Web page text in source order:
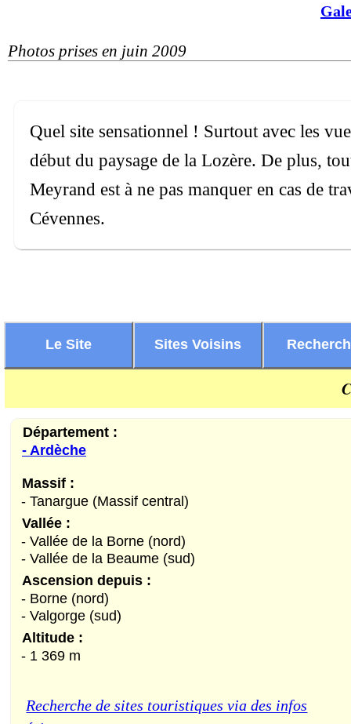
Photos prises en juin 2009
Quel site sensationnel ! Surtout avec les
début du paysage de la Lozère. De plus,
Meyrand est à ne pas manquer en cas de
Cévennes.
Le Site Sites Voisins
Département :
- Ardèche
Massif :
- Tanargue (Massif central)
Vallée :
- Vallée de la Borne (nord)
- Vallée de la Beaume (sud)
Ascension depuis :
- Borne (nord)
- Valgorge (sud)
Altitude :
- 1 369 m
Recherche de sites touristiques via des infos